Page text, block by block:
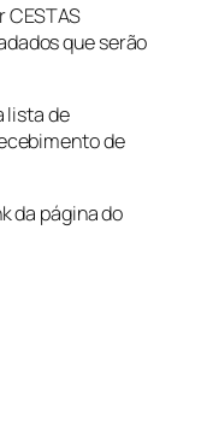
que serão
lista de
de
da página do